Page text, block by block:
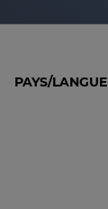
PAYS/LANGUE